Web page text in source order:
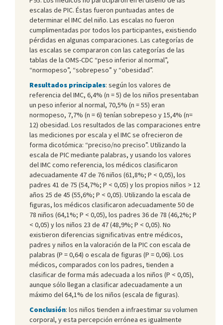
escalas de PIC. Éstas fueron puntuadas antes de
determinar el IMC del niño. Las escalas no fueron
cumplimentadas por todos los participantes, existiendo
pérdidas en algunas comparaciones. Las categorías de
las escalas se compararon con las categorías de las
tablas de la OMS-CDC “peso inferior al normal”,
“normopeso”, “sobrepeso” y “obesidad”.
Resultados principales: según los valores de
referencia del IMC, 6,4% (n = 5) de los niños presentaban
un peso inferior al normal, 70,5% (n = 55) eran
normopeso, 7,7% (n = 6) tenían sobrepeso y 15,4% (n=
12) obesidad. Los resultados de las comparaciones entre
las mediciones por escala y el IMC se ofrecieron de
forma dicotómica: “preciso/no preciso”. Utilizando la
escala de PIC mediante palabras, y usando los valores
del IMC como referencia, los médicos clasificaron
adecuadamente 47 de 76 niños (61,8%; P < 0,05), los
padres 41 de 75 (54,7%; P < 0,05) y los propios niños > 12
años 25 de 45 (55,6%; P < 0,05). Utilizando la escala de
figuras, los médicos clasificaron adecuadamente 50 de
78 niños (64,1%; P < 0,05), los padres 36 de 78 (46,2%; P
< 0,05) y los niños 23 de 47 (48,9%; P < 0,05). No
existieron diferencias significativas entre médicos,
padres y niños en la valoración de la PIC con escala de
palabras (P = 0,64) o escala de figuras (P = 0,06). Los
médicos, comparados con los padres, tienden a
clasificar de forma más adecuada a los niños (P < 0,05),
aunque sólo llegan a clasificar adecuadamente a un
máximo del 64,1% de los niños (escala de figuras).
Conclusión: los niños tienden a infraestimar su volumen
corporal, y esta percepción errónea es igualmente